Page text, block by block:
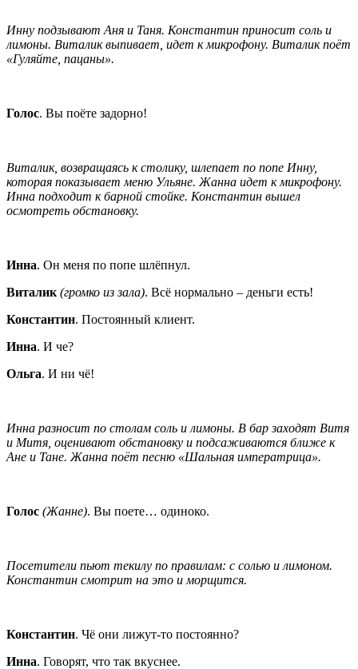
Инну подзывают Аня и Таня. Константин приносит соль и
лимоны. Виталик выпивает, идет к микрофону. Виталик поёт
«Гуляйте, пацаны».
Голос. Вы поёте задорно!
Виталик, возвращаясь к столику, шлепает по попе Инну,
которая показывает меню Ульяне. Жанна идет к микрофону.
Инна подходит к барной стойке. Константин вышел
осмотреть обстановку.
Инна. Он меня по попе шлёпнул.
Виталик (громко из зала). Всё нормально – деньги есть!
Константин. Постоянный клиент.
Инна. И че?
Ольга. И ни чё!
Инна разносит по столам соль и лимоны. В бар заходят Витя
и Митя, оценивают обстановку и подсаживаются ближе к
Ане и Тане. Жанна поёт песню «Шальная императрица».
Голос (Жанне). Вы поете… одиноко.
Посетители пьют текилу по правилам: с солью и лимоном.
Константин смотрит на это и морщится.
Константин. Чё они лижут-то постоянно?
Инна. Говорят, что так вкуснее.